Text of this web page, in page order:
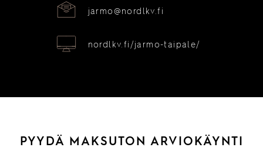
jarmo@nordlkv.fi
nordlkv.fi/jarmo-taipale/
PYYDÄ MAKSUTON ARVIOKÄYNTI